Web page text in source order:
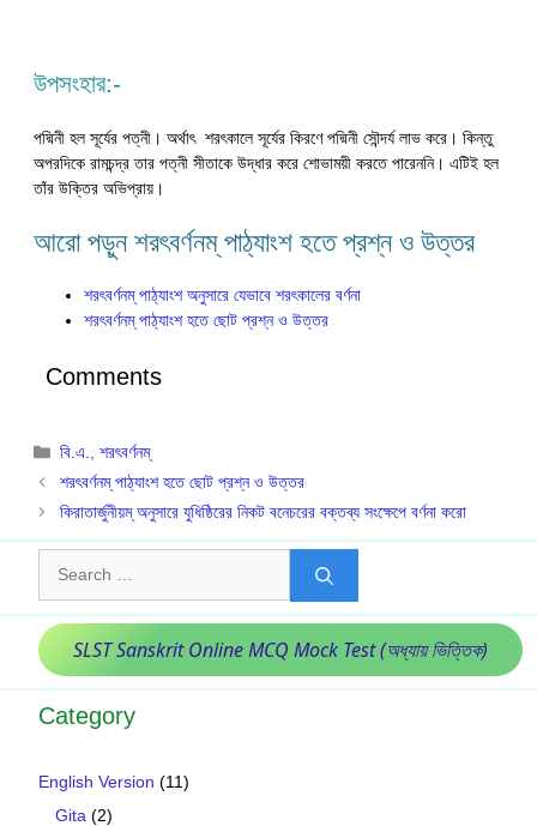
উপসংহার:-
পদ্মিনী হল সূর্যের পত্নী। অর্থাৎ শরৎকালে সূর্যের কিরণে পদ্মিনী সৌন্দর্য লাভ করে। কিন্তু
অপরদিকে রামচন্দ্র তার পত্নী সীতাকে উদ্ধার করে শোভাময়ী করতে পারেননি। এটিই হল
তাঁর উক্তির অভিপ্রায়।
আরো পড়ুন শরৎবর্ণনম্ পাঠ্যাংশ হতে প্রশ্ন ও উত্তর
শরৎবর্ণনম্ পাঠ্যাংশ অনুসারে যেভাবে শরৎকালের বর্ণনা
শরৎবর্ণনম্ পাঠ্যাংশ হতে ছোট প্রশ্ন ও উত্তর
Comments
Categories
বি.এ. ,শরৎবর্ণনম্
শরৎবর্ণনম্ পাঠ্যাংশ হতে ছোট প্রশ্ন ও উত্তর
কিরাতার্জুনীয়ম্ অনুসারে যুধিষ্ঠিরের নিকট বনেচরের বক্তব্য সংক্ষেপে বর্ণনা করো
for:
SLST Sanskrit Online MCQ Mock Test (অধ্যায় ভিত্তিক)
Category
English Version (11)
Gita (2)